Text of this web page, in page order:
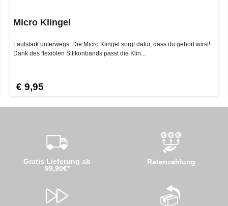
Micro Klingel
Lautstark unterwegs Die Micro Klingel sorgt dafür, dass du gehört wirst!
Dank des flexiblen Silikonbands passt die Klin…
€ 9,95
Gratis Lieferung ab
99,90€*
Ratenzahlung